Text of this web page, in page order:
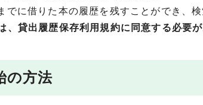
でに借りた本の履歴を残すことができ、
、貸出履歴保存利用規約に同意する必要が
の方法